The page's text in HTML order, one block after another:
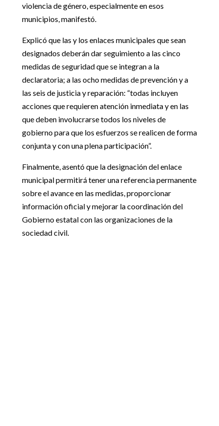
violencia de género, especialmente en esos
municipios, manifestó.
Explicó que las y los enlaces municipales que sean
designados deberán dar seguimiento a las cinco
medidas de seguridad que se integran a la
declaratoria; a las ocho medidas de prevención y a
las seis de justicia y reparación: “todas incluyen
acciones que requieren atención inmediata y en las
que deben involucrarse todos los niveles de
gobierno para que los esfuerzos se realicen de forma
conjunta y con una plena participación”.
Finalmente, asentó que la designación del enlace
municipal permitirá tener una referencia permanente
sobre el avance en las medidas, proporcionar
información oficial y mejorar la coordinación del
Gobierno estatal con las organizaciones de la
sociedad civil.